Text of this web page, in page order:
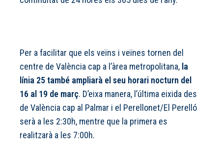
Per a facilitar que els veïns i veïnes tornen del
centre de València cap a l’àrea metropolitana, la
línia 25 també ampliarà el seu horari nocturn del
16 al 19 de març. D’eixa manera, l’última eixida des
de València cap al Palmar i el Perellonet/El Perelló
serà a les 2:30h, mentre que la primera es
realitzarà a les 7:00h.